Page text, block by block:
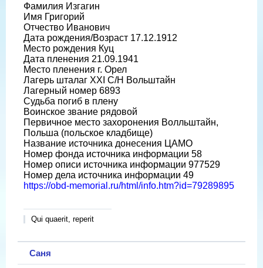
Фамилия Изгагин
Имя Григорий
Отчество Иванович
Дата рождения/Возраст 17.12.1912
Место рождения Куц
Дата пленения 21.09.1941
Место пленения г. Орел
Лагерь шталаг XXI C/H Вольштайн
Лагерный номер 6893
Судьба погиб в плену
Воинское звание рядовой
Первичное место захоронения Волльштайн,
Польша (польское кладбище)
Название источника донесения ЦАМО
Номер фонда источника информации 58
Номер описи источника информации 977529
Номер дела источника информации 49
https://obd-memorial.ru/html/info.htm?id=79289895
Qui quaerit, reperit
Саня